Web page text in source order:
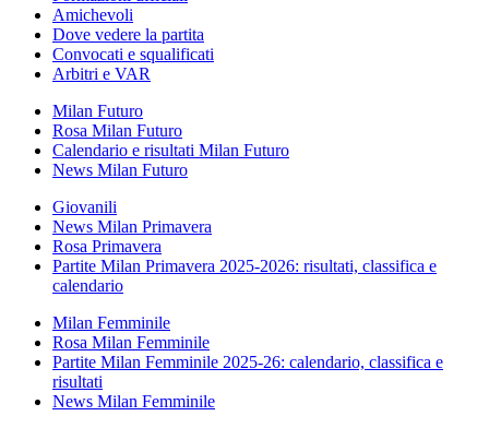
Amichevoli
Dove vedere la partita
Convocati e squalificati
Arbitri e VAR
Milan Futuro
Rosa Milan Futuro
Calendario e risultati Milan Futuro
News Milan Futuro
Giovanili
News Milan Primavera
Rosa Primavera
Partite Milan Primavera 2025-2026: risultati, classifica e
calendario
Milan Femminile
Rosa Milan Femminile
Partite Milan Femminile 2025-26: calendario, classifica e
risultati
News Milan Femminile